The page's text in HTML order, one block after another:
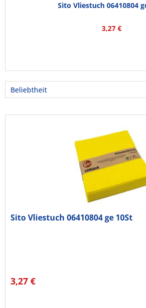
Sito Vliestuch 06410804
3,27 €
Sito Vliestuch 06410804 ge 10St
3,27 €